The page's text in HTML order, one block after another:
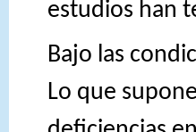
estudios han
Bajo las
Lo que